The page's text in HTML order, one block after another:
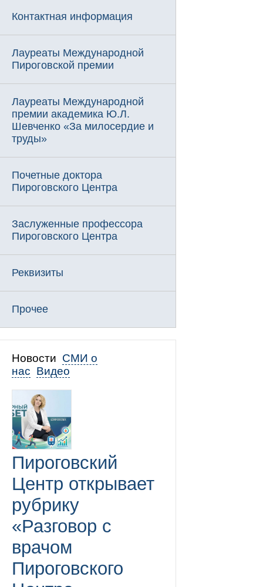
Контактная информация
Лауреаты Международной
Пироговской премии
Лауреаты Международной
премии академика Ю.Л.
Шевченко «За милосердие и
труды»
Почетные доктора
Пироговского Центра
Заслуженные профессора
Пироговского Центра
Реквизиты
Прочее
Новости СМИ о
нас Видео
Пироговский
Центр открывает
рубрику
«Разговор с
врачом
Пироговского